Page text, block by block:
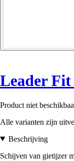
Leader Fit
Product niet
Alle varianten zijn
Beschrijving
Schijven van gietijzer